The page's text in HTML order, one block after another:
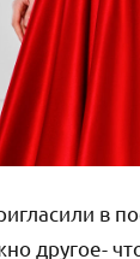
в
другое-